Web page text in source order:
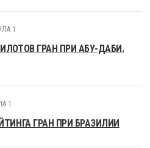
1
ГРАН ПРИ АБУ-ДАБИ.
1
ГРАН ПРИ БРАЗИЛИИ